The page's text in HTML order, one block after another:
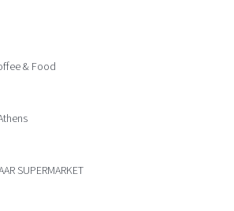
& Food
SUPERMARKET